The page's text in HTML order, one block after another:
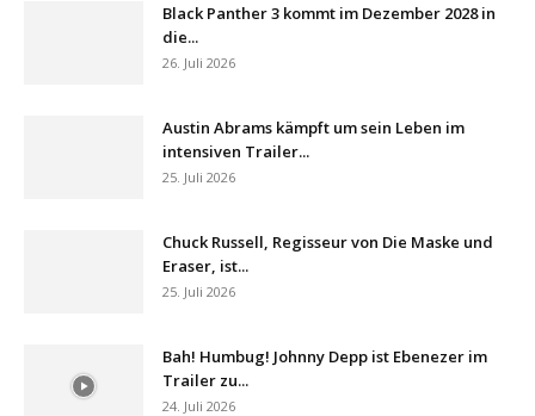
Black Panther 3 kommt im Dezember 2028 in
die...
26. Juli 2026
Austin Abrams kämpft um sein Leben im
intensiven Trailer...
25. Juli 2026
Chuck Russell, Regisseur von Die Maske und
Eraser, ist...
25. Juli 2026
Bah! Humbug! Johnny Depp ist Ebenezer im
Trailer zu...
24. Juli 2026